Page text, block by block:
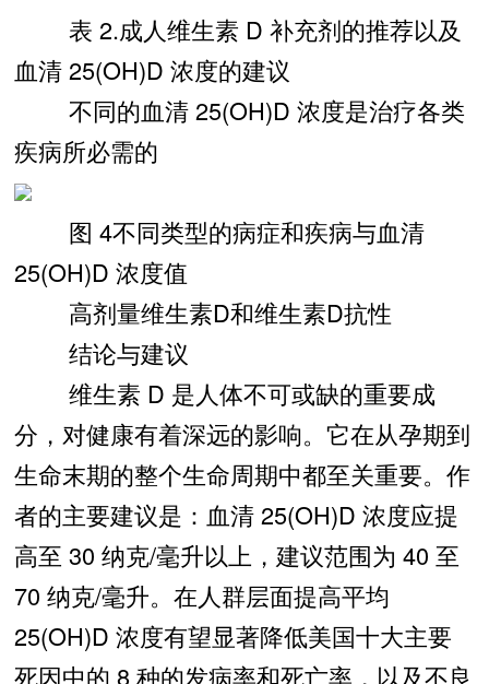
表 2.成人维生素 D 补充剂的推荐以及
血清 25(OH)D 浓度的建议
不同的血清 25(OH)D 浓度是治疗各类
疾病所必需的
图 4不同类型的病症和疾病与血清
25(OH)D 浓度值
高剂量维生素D和维生素D抗性
结论与建议
维生素 D 是人体不可或缺的重要成
分，对健康有着深远的影响。它在从孕期到
生命末期的整个生命周期中都至关重要。作
者的主要建议是：血清 25(OH)D 浓度应提
高至 30 纳克/毫升以上，建议范围为 40 至
70 纳克/毫升。在人群层面提高平均
25(OH)D 浓度有望显著降低美国十大主要
死因中的 8 种的发病率和死亡率，以及不良